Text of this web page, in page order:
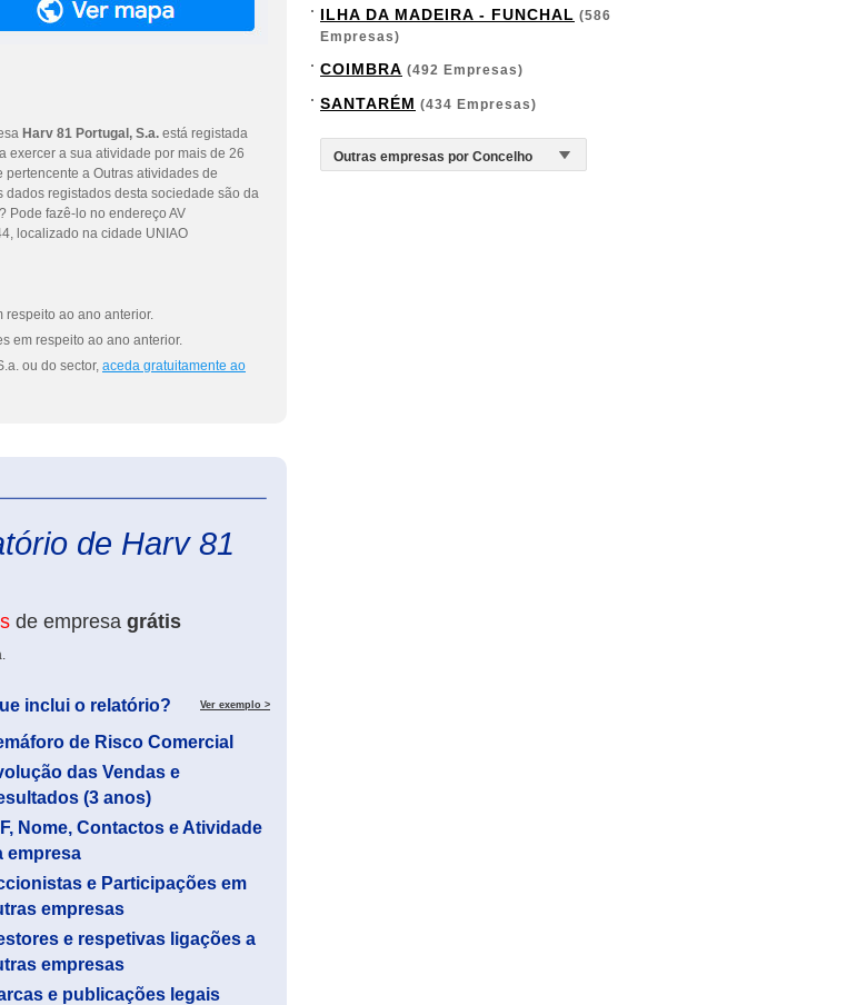
Harv 81 Portugal, S.a. está registada
exercer a sua atividade por mais de 26
a Outras atividades de
dados registados desta sociedade são da
Pode fazê-lo no endereço AV
localizado na cidade UNIAO
respeito ao ano anterior.
em respeito ao ano anterior.
ou do sector, aceda gratuitamente ao
de Harv 81
de empresa grátis
inclui o relatório? Ver exemplo >
de Risco Comercial
das Vendas e
(3 anos)
Nome, Contactos e Atividade
empresa
e Participações em
empresas
e respetivas ligações a
empresas
e publicações legais
ILHA DA MADEIRA - FUNCHAL (586
Empresas)
COIMBRA (492 Empresas)
SANTARÉM (434 Empresas)